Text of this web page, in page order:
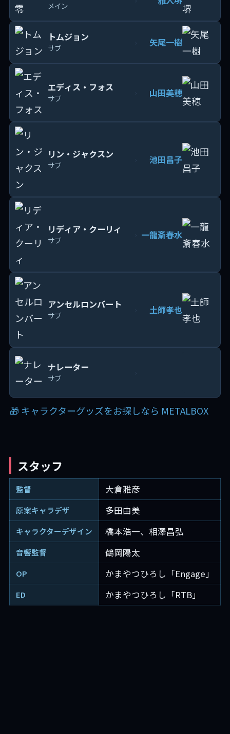
メイン
トムジョン
サブ 矢尾一樹
エディス・フォス
サブ 山田美穂
リン・ジャクスン
サブ 池田昌子
リディア・クーリィ
サブ 一龍斎春水
アンセルロンバート
サブ 土師孝也
ナレーター
サブ
🎁 キャラクターグッズをお探しなら METALBOX
スタッフ
監督 大倉雅彦
原案キャラデザ 多田由美
キャラクターデザイン 橋本浩一、相澤昌弘
音響監督 鶴岡陽太
OP かまやつひろし「Engage」
ED かまやつひろし「RTB」